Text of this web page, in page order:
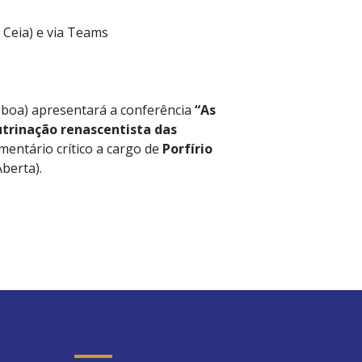
e via Teams
apresentará a conferência“As
renascentista das
crítico a cargo de Porfírio